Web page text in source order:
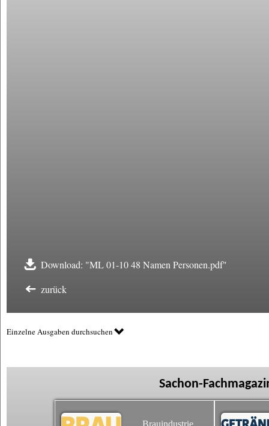
Download: "ML 01-10 48 Namen Personen.pdf"
zurück
Einzelne Ausgaben durchsuchen
Sachon-
Brauindustrie